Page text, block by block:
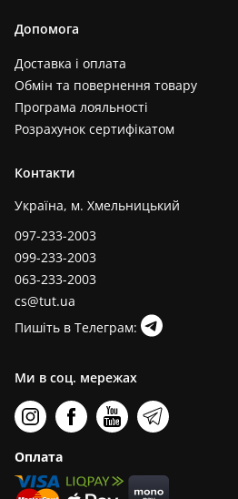
Допомога
Доставка і оплата
Обмін та повернення товару
Програма лояльності
Розрахунок сертифікатом
Контакти
Україна, м. Хмельницький
097-233-2003
099-233-2003
063-233-2003
cs@tut.ua
Пишіть в Телеграм:
Ми в соц. мережах
Оплата